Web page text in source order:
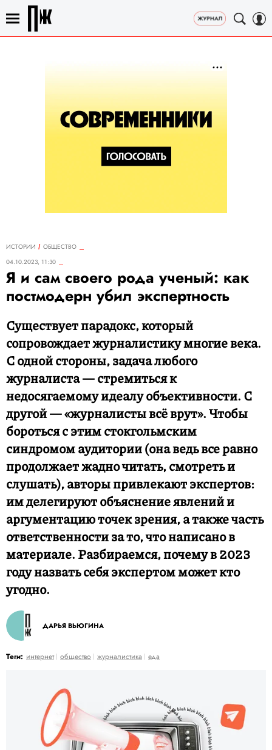
ИСТОРИИ
ОБЩЕСТВО
04.10.2023, 11:30
Я и сам своего рода ученый: как
постмодерн убил экспертность
Существует парадокс, который
сопровождает журналистику многие века.
С одной стороны, задача любого
журналиста — стремиться к
недосягаемому идеалу объективности. С
другой — «журналисты всё врут». Чтобы
бороться с этим стокгольмским
синдромом аудитории (она ведь все равно
продолжает жадно читать, смотреть и
слушать), авторы привлекают экспертов:
им делегируют объяснение явлений и
аргументацию точек зрения, а также часть
ответственности за то, что написано в
материале. Разбираемся, почему в 2023
году назвать себя экспертом может кто
угодно.
ДАРЬЯ ВЬЮГИНА
Теги: интернет общество журналистика еда